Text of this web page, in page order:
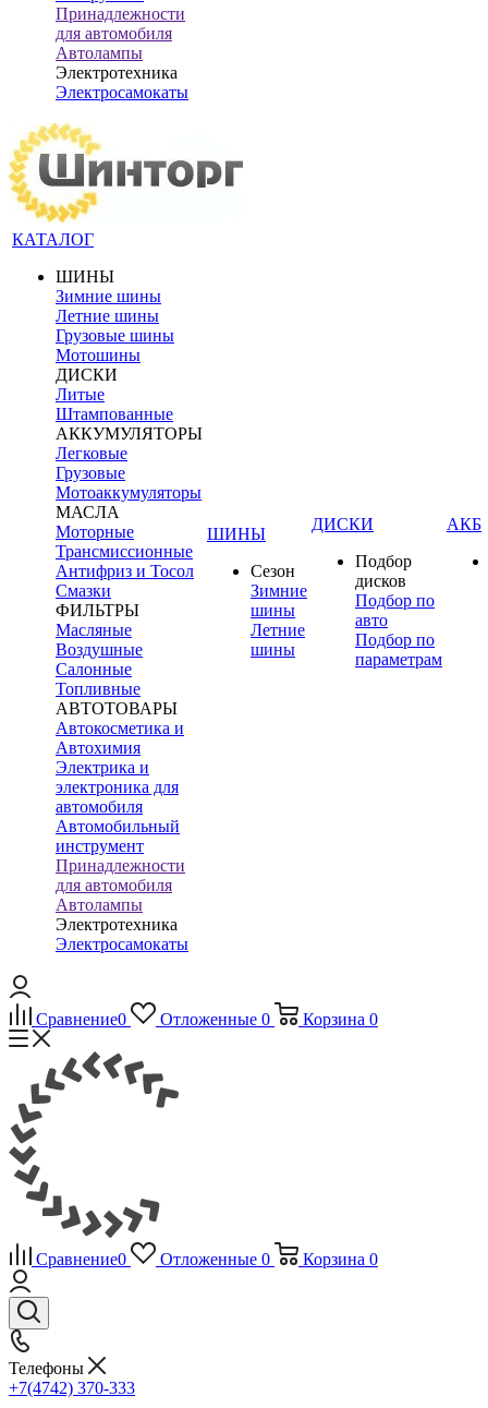
Принадлежности
для автомобиля
Автолампы
Электротехника
Электросамокаты
КАТАЛОГ
ШИНЫ
Зимние шины
Летние шины
Грузовые шины
Мотошины
ДИСКИ
Литые
Штампованные
АККУМУЛЯТОРЫ
Легковые
Грузовые
Мотоаккумуляторы
МАСЛА
Моторные
Трансмиссионные
Антифриз и Тосол
Смазки
ФИЛЬТРЫ
Масляные
Воздушные
Салонные
Топливные
АВТОТОВАРЫ
Автокосметика и
Автохимия
Электрика и
электроника для
автомобиля
Автомобильный
инструмент
Принадлежности
для автомобиля
Автолампы
Электротехника
Электросамокаты
ШИНЫ
Сезон
Зимние
шины
Летние
шины
ДИСКИ
Подбор
дисков
Подбор по
авто
Подбор по
параметрам
АКБ
Сравнение0 Отложенные 0 Корзина 0
Сравнение0 Отложенные 0 Корзина 0
Телефоны
+7(4742) 370-333